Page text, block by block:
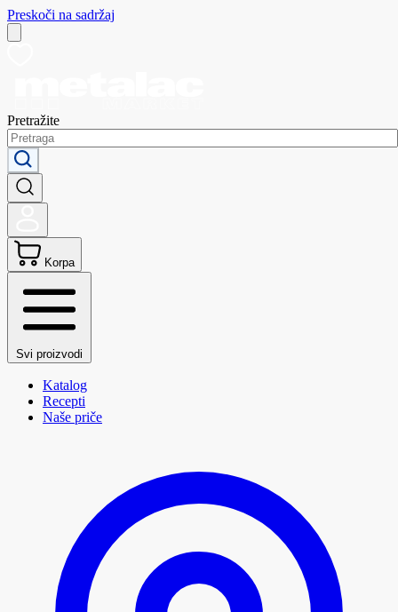
Preskoči na sadržaj
Pretražite
Korpa
Svi proizvodi
Katalog
Recepti
Naše priče